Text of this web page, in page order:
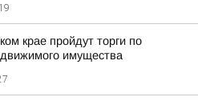
крае пройдут торги по
имущества